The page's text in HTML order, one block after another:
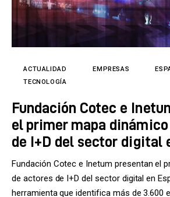
Expertos
Cultura
Directorio
ACTUALIDAD EMPRESAS
TECNOLOGÍA
Fundación Cotec e
el primer mapa
de I+D del sector digital
Fundación Cotec e Inetum presentan el
de actores de I+D del sector digital en
herramienta que identifica más de 3.600